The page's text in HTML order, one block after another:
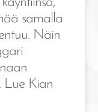
samalla
Näin
Lue Kian